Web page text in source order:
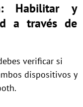
Habilitar y
a través de
verificar si
dispositivos y